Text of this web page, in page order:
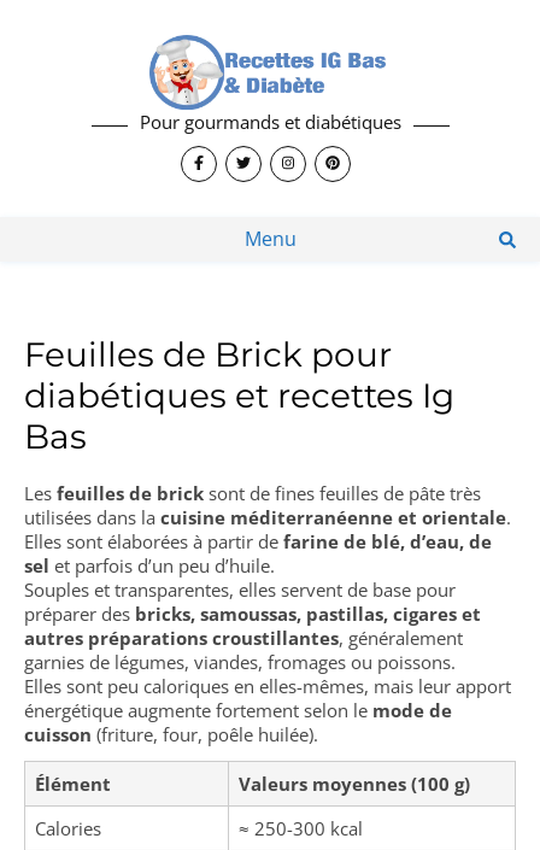
Pour gourmands et diabétiques
Menu
Feuilles de Brick pour
diabétiques et recettes Ig
Bas
Les feuilles de brick sont de fines feuilles de pâte très
utilisées dans la cuisine méditerranéenne et orientale.
Elles sont élaborées à partir de farine de blé, d’eau, de
sel et parfois d’un peu d’huile.
Souples et transparentes, elles servent de base pour
préparer des bricks, samoussas, pastillas, cigares et
autres préparations croustillantes, généralement
garnies de légumes, viandes, fromages ou poissons.
Elles sont peu caloriques en elles-mêmes, mais leur apport
énergétique augmente fortement selon le mode de
cuisson (friture, four, poêle huilée).
Élément
Valeurs moyennes (100 g)
Calories
≈ 250-300 kcal